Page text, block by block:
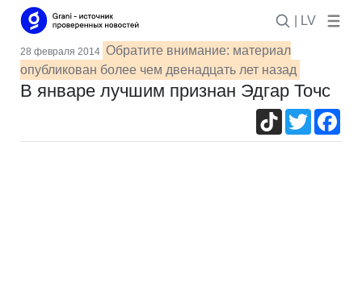
| LV
28 февраля 2014 Обратите внимание: материал
опубликован более чем двенадцать лет назад
В январе лучшим признан Эдгар Точс
TikTokTwitter